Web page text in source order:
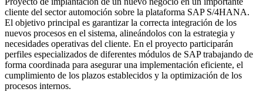
cliente del sector automoción sobre la plataforma SAP S/4HANA.
El objetivo principal es garantizar la correcta integración de los
nuevos procesos en el sistema, alineándolos con la estrategia y
necesidades operativas del cliente. En el proyecto participarán
perfiles especializados de diferentes módulos de SAP trabajando de
forma coordinada para asegurar una implementación eficiente, el
cumplimiento de los plazos establecidos y la optimización de los
procesos internos.